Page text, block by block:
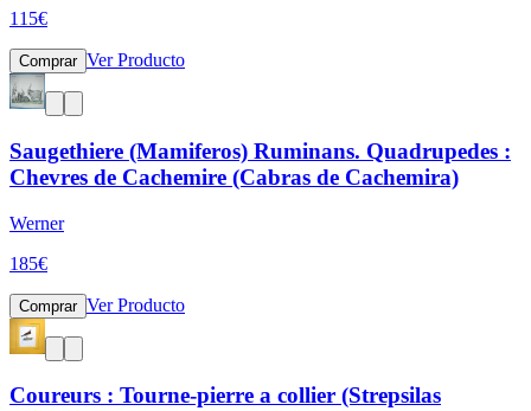
115€
Comprar Ver Producto
Saugethiere (Mamiferos) Ruminans. Quadrupedes :
Chevres de Cachemire (Cabras de Cachemira)
Werner
185€
Comprar Ver Producto
Coureurs : Tourne-pierre a collier (Strepsilas